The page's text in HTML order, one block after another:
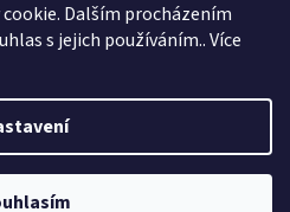
Dalším procházením
s jejich používáním.. Více
Shoptet
. Všechna práva vyhrazena.